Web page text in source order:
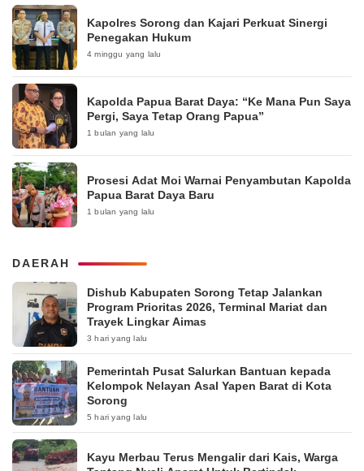
Kapolres Sorong dan Kajari Perkuat Sinergi
Penegakan Hukum
4 minggu yang lalu
Kapolda Papua Barat Daya: “Ke Mana Pun Saya
Pergi, Saya Tetap Orang Papua”
1 bulan yang lalu
Prosesi Adat Moi Warnai Penyambutan Kapolda
Papua Barat Daya Baru
1 bulan yang lalu
DAERAH
Dishub Kabupaten Sorong Tetap Jalankan
Program Prioritas 2026, Terminal Mariat dan
Trayek Lingkar Aimas
3 hari yang lalu
Pemerintah Pusat Salurkan Bantuan kepada
Kelompok Nelayan Asal Yapen Barat di Kota
Sorong
5 hari yang lalu
Kayu Merbau Terus Mengalir dari Kais, Warga